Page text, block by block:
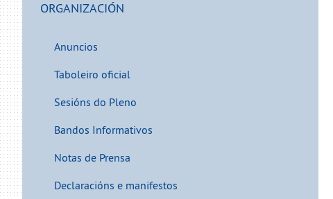
ORGANIZACIÓN
Anuncios
Taboleiro oficial
Sesións do Pleno
Bandos Informativos
Notas de Prensa
Declaracións e manifestos